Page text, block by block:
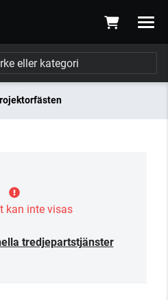
kan inte visas
tredjepartstjänster